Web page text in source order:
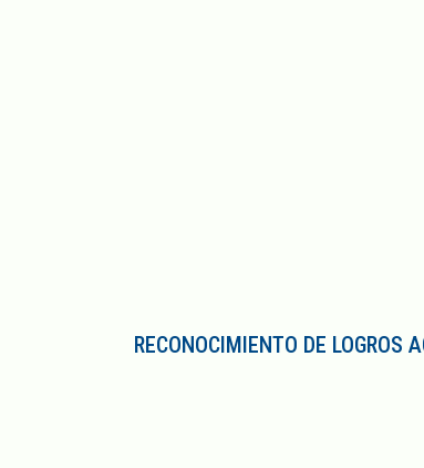
RECONOCIMIENTO DE LOGROS